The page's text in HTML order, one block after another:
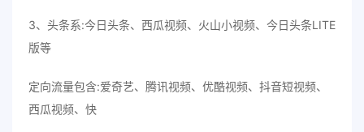
3、头条系:今日头条、西瓜视频、火山小视频、今日头条LITE
版等
定向流量包含:爱奇艺、腾讯视频、优酷视频、抖音短视频、
西瓜视频、快